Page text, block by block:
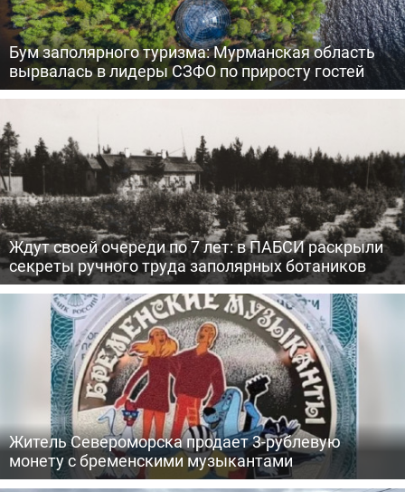
Бум заполярного туризма: Мурманская область
вырвалась в лидеры СЗФО по приросту гостей
Ждут своей очереди по 7 лет: в ПАБСИ раскрыли
секреты ручного труда заполярных ботаников
Житель Североморска продает 3-рублевую
монету с бременскими музыкантами